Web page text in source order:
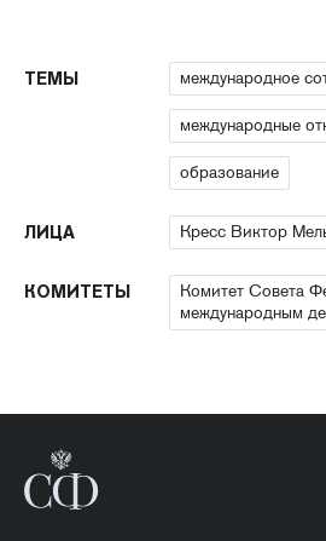
ТЕМЫ международное
международные
образование
ЛИЦА Кресс Виктор
КОМИТЕТЫ
Комитет Совета
международным